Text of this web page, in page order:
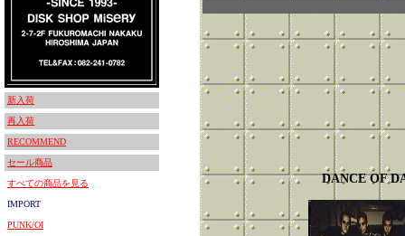
新入荷
再入荷
RECOMMEND
セール商品
すべての商品を見る
IMPORT
PUNK/OI
DANCE OF